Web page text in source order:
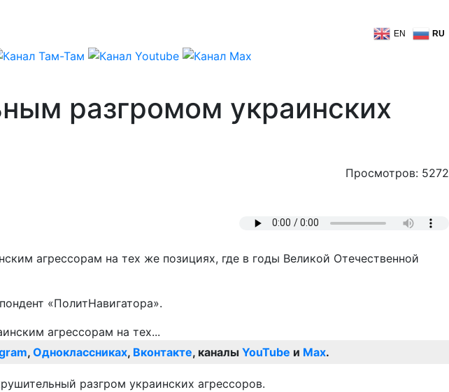
EN RU
разгромом украинских
Просмотров: 5272
агрессорам на тех же позициях, где в годы Великой Отечественной
«ПолитНавигатора».
, Одноклассниках, Вконтакте, каналы YouTube и Max.
разгром украинских агрессоров.